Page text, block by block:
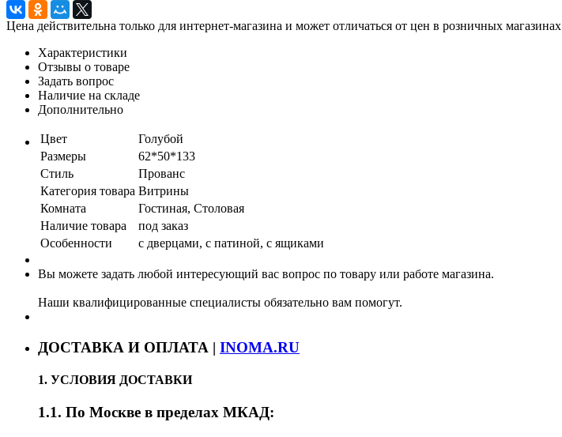
Цена действительна только для интернет-магазина и может отличаться от цен в розничных магазинах
Характеристики
Отзывы о товаре
Задать вопрос
Наличие на складе
Дополнительно
Цвет
Голубой
Размеры
62*50*133
Стиль
Прованс
Категория товара Витрины
Комната
Гостиная, Столовая
Наличие товара
под заказ
Особенности
с дверцами, с патиной, с ящиками
Вы можете задать любой интересующий вас вопрос по товару или работе магазина.
Наши квалифицированные специалисты обязательно вам помогут.
ДОСТАВКА И ОПЛАТА | INOMA.RU
1. УСЛОВИЯ ДОСТАВКИ
1.1. По Москве в пределах МКАД: